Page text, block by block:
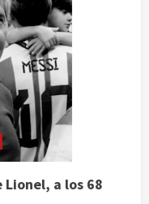
Lionel, a los 68